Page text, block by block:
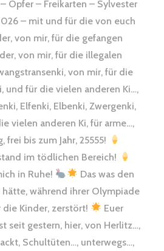
Opfer – Freikarten – Sylvester
– mit und für die von euch
von mir, für die gefangen
von mir, für die illegalen
von mir, für die
und für die vielen anderen Ki…,
Elfenki, Elbenki, Zwergenki,
vielen anderen Ki, für arme…,
frei bis zum Jahr, 25555!
im tödlichen Bereich!
in Ruhe!
Das was den
während ihrer Olympiade
Kinder, zerstört!
Euer
seit gestern, hier, von Herlitz…,
Schultüten…, unterwegs…,